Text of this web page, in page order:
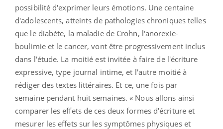
possibilité d'exprimer leurs émotions. Une centaine
d'adolescents, atteints de pathologies chroniques telles
que le diabète, la maladie de Crohn, l'anorexie-
boulimie et le cancer, vont être progressivement inclus
dans l'étude. La moitié est invitée à faire de l'écriture
expressive, type journal intime, et l'autre moitié à
rédiger des textes littéraires. Et ce, une fois par
semaine pendant huit semaines. « Nous allons ainsi
comparer les effets de ces deux formes d'écriture et
mesurer les effets sur les symptômes physiques et